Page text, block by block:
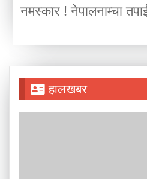
नमस्कार ! नेपालनाम्चा
हालखबर